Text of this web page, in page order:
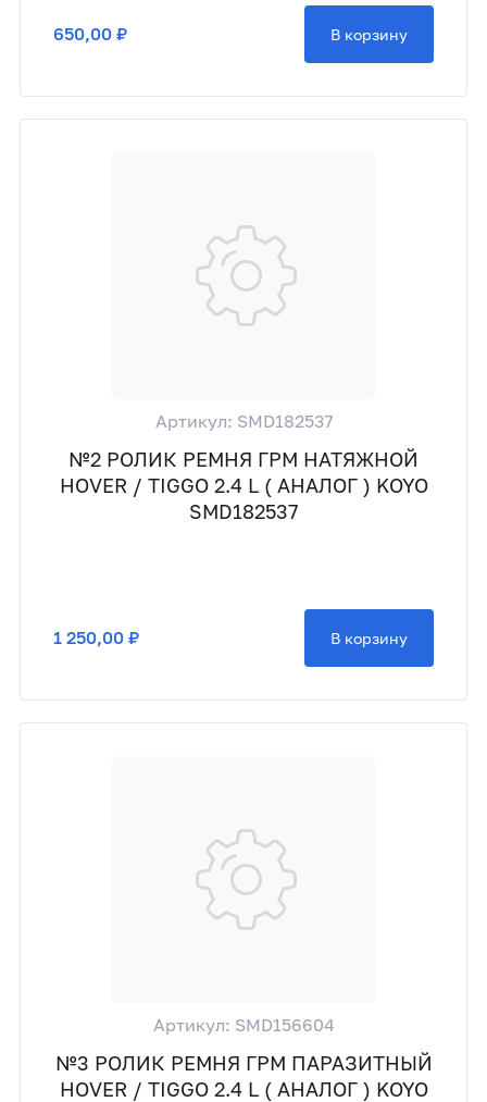
650,00 ₽ В корзину
Артикул: SMD182537
№2 РОЛИК РЕМНЯ ГРМ НАТЯЖНОЙ
HOVER / TIGGO 2.4 L ( АНАЛОГ ) KOYO
SMD182537
1 250,00 ₽ В корзину
Артикул: SMD156604
№3 РОЛИК РЕМНЯ ГРМ ПАРАЗИТНЫЙ
HOVER / TIGGO 2.4 L ( АНАЛОГ ) KOYO